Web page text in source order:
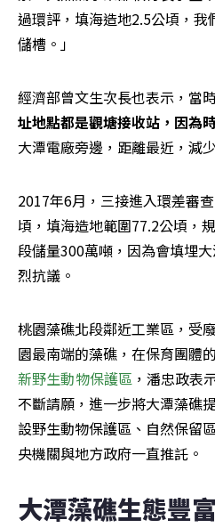
過環評，填海造地2.5公頃，
儲槽。」
經濟部曾文生次長也表示，當
址地點都是觀塘接收站，因為
大潭電廠旁邊，距離最近，減
2017年6月，三接進入環差審
頃，填海造地範圍77.2公頃，
段儲量300萬噸，因為會填埋
烈抗議。
桃園藻礁北段鄰近工業區，受
園最南端的藻礁，在保育團體
新野生動物保護區 ，潘忠政表
不斷請願，進一步將大潭藻礁
設野生動物保護區、自然保留
央機關與地方政府一直推託。
大潭藻礁生態豐富